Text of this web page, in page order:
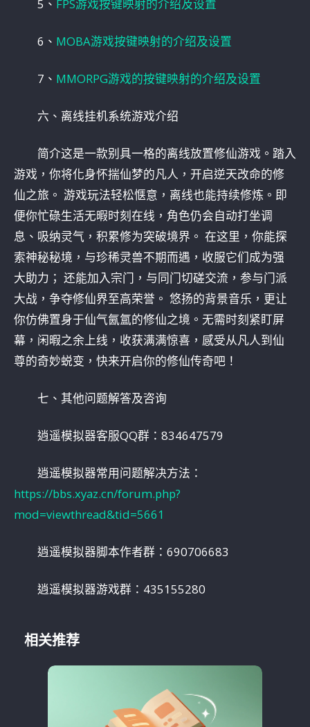
5、 FPS游戏按键映射的介绍及设置
6、 MOBA游戏按键映射的介绍及设置
7、 MMORPG游戏的按键映射的介绍及设置
六、离线挂机系统游戏介绍
简介这是一款别具一格的离线放置修仙游戏。踏入
游戏，你将化身怀揣仙梦的凡人，开启逆天改命的修
仙之旅。 游戏玩法轻松惬意，离线也能持续修炼。即
便你忙碌生活无暇时刻在线，角色仍会自动打坐调
息、吸纳灵气，积累修为突破境界。 在这里，你能探
索神秘秘境，与珍稀灵兽不期而遇，收服它们成为强
大助力； 还能加入宗门，与同门切磋交流，参与门派
大战，争夺修仙界至高荣誉。 悠扬的背景音乐，更让
你仿佛置身于仙气氤氲的修仙之境。无需时刻紧盯屏
幕，闲暇之余上线，收获满满惊喜，感受从凡人到仙
尊的奇妙蜕变，快来开启你的修仙传奇吧！
七、其他问题解答及咨询
逍遥模拟器客服QQ群：834647579
逍遥模拟器常用问题解决方法：
https://bbs.xyaz.cn/forum.php?
mod=viewthread&tid=5661
逍遥模拟器脚本作者群：690706683
逍遥模拟器游戏群：435155280
相关推荐